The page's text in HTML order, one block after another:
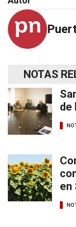
NOTAS
de
en